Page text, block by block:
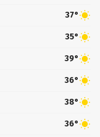
37°
35°
39°
36°
38°
36°